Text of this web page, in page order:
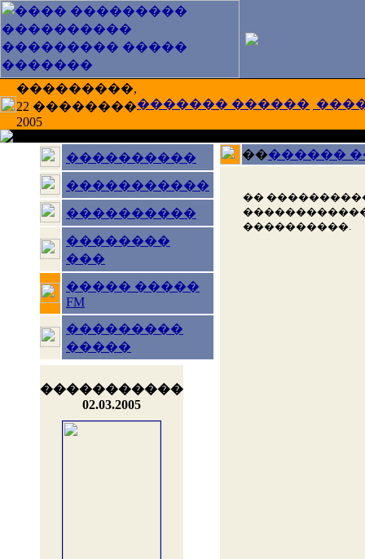
���������,
22 ��������
2005
������� ������
����������
�����������
����������
��������
���
����� �����
FM
���������
�����
�����������
02.03.2005
��������
��
����������.